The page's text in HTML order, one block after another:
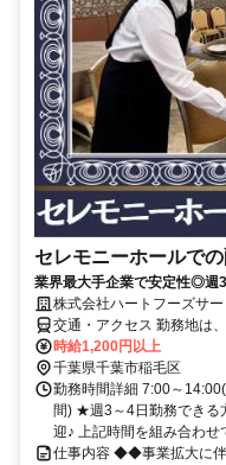
セレモニーホールで
業界最大手企業で安定性◎週
株式会社ハートフーズサ
交通・アクセス 勤務地は
駅近現場多数
時給1,200円以上
千葉県千葉市稲毛区
勤務時間詳細 7:00～
間) ★週3～4日勤務できる
迎♪ 上記時間を組み合わせ
仕事内容 ◆◆事業拡大に